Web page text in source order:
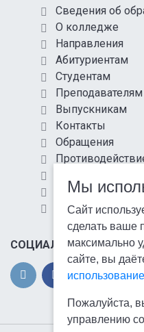
Сведения об
О колледже
Направления
Абитуриентам
Студентам
Преподавателям
Выпускникам
Контакты
Обращения
Карта сайта
СОЦИАЛЬНЫЕ СЕТИ
Мы
Сайт
сделать ваше
максимально
сайте, вы
Пожалуйста,
управлению